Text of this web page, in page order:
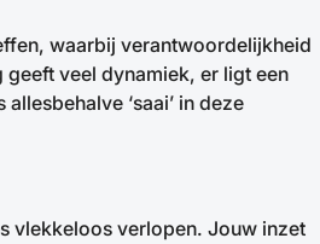
waarbij verantwoordelijkheid
veel dynamiek, er ligt een
‘saai’ in deze
vlekkeloos verlopen. Jouw inzet